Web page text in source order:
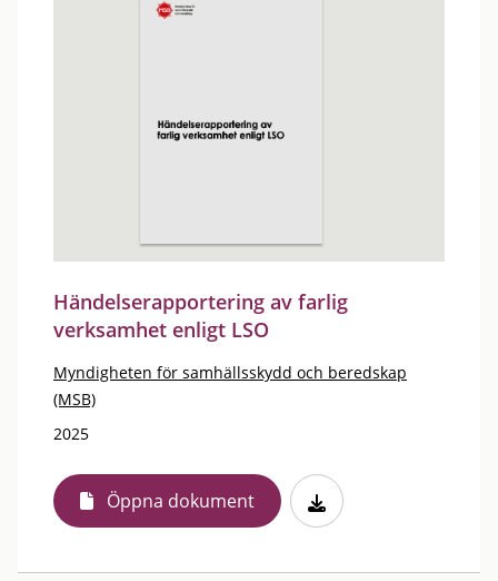
Händelserapportering av farlig
verksamhet enligt LSO
Myndigheten för samhällsskydd och beredskap
(MSB)
2025
Öppna dokument